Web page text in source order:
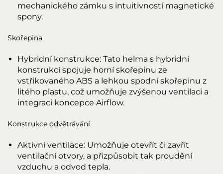
mechanického zámku s intuitivností magnetické
spony.
Skořepina
Hybridní konstrukce: Tato helma s hybridní
konstrukcí spojuje horní skořepinu ze
vstřikovaného ABS a lehkou spodní skořepinu z
litého plastu, což umožňuje zvýšenou ventilaci a
integraci koncepce Airflow.
Konstrukce odvětrávání
Aktivní ventilace: Umožňuje otevřít či zavřít
ventilační otvory, a přizpůsobit tak proudění
vzduchu a odvod tepla.